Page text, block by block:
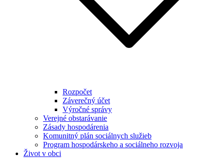
Rozpočet
Záverečný účet
Výročné správy
Verejné obstarávanie
Zásady hospodárenia
Komunitný plán sociálnych služieb
Program hospodárskeho a sociálneho rozvoja
Život v obci